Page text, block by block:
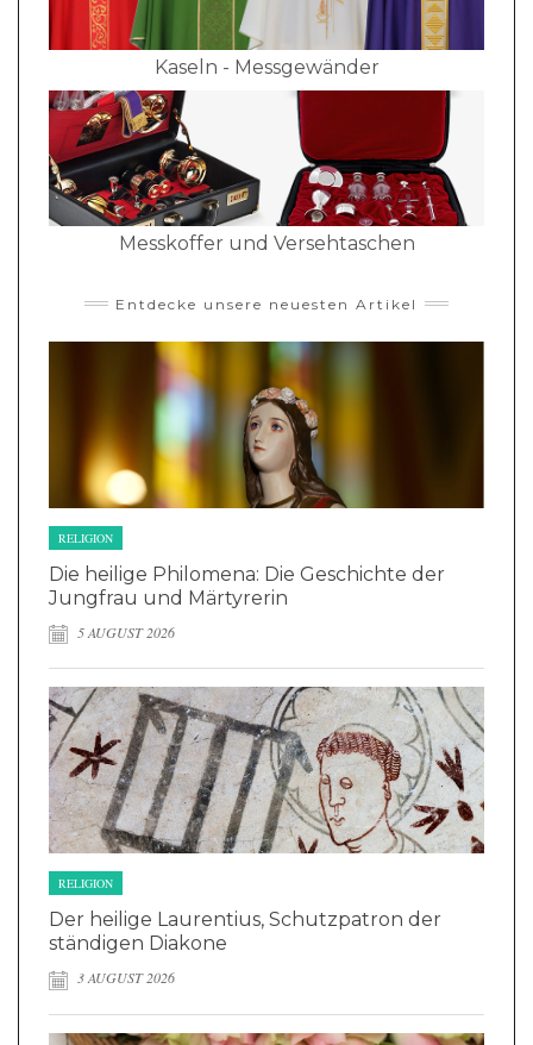
Kaseln - Messgewänder
Messkoffer und Versehtaschen
Entdecke unsere neuesten Artikel
RELIGION
Die heilige Philomena: Die Geschichte der
Jungfrau und Märtyrerin
5 AUGUST 2026
RELIGION
Der heilige Laurentius, Schutzpatron der
ständigen Diakone
3 AUGUST 2026